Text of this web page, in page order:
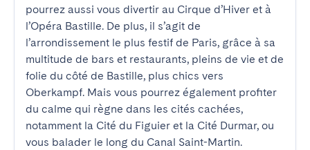
pourrez aussi vous divertir au Cirque d’Hiver et à
l’Opéra Bastille. De plus, il s’agit de
l’arrondissement le plus festif de Paris, grâce à sa
multitude de bars et restaurants, pleins de vie et de
folie du côté de Bastille, plus chics vers
Oberkampf. Mais vous pourrez également profiter
du calme qui règne dans les cités cachées,
notamment la Cité du Figuier et la Cité Durmar, ou
vous balader le long du Canal Saint-Martin.